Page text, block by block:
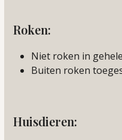
Roken:
Niet roken in
Buiten roken
Huisdieren: